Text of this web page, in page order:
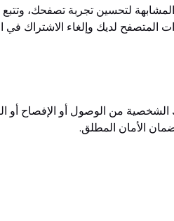
لتحسين تجربة تصفحك،
المتصفح لديك وإلغاء الاشتراك في
الشخصية من الوصول أو الإفصاح أو